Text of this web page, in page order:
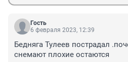
Гость
6 февраля 2023, 12:39
Бедняга Тулеев пострадал
снемают плохие остаются